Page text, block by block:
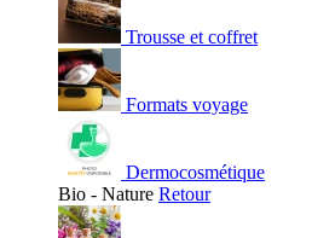
Trousse et coffret
Formats voyage
Dermocosmétique
Bio - Nature Retour